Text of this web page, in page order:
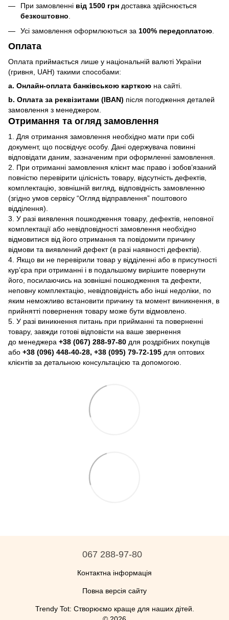
При замовленні від 1500 грн доставка здійснюється
безкоштовно.
Усі замовлення оформлюються за 100% передоплатою
Оплата
Оплата приймається лише у національній валюті України
(гривня, UAH) такими способами:
a. Онлайн-оплата банківською карткою на сайті.
b. Оплата за реквізитами (IBAN) після погодження деталей
замовлення з менеджером.
Отримання та огляд замовлення
1. Для отримання замовлення необхідно мати при собі
документ, що посвідчує особу. Дані одержувача повинні
відповідати даним, зазначеним при оформленні замовлення.
2. При отриманні замовлення клієнт має право і зобов’язаний
повністю перевірити цілісність товару, відсутність дефектів,
комплектацію, зовнішній вигляд, відповідність замовленню
(згідно умов сервісу “Огляд відправлення” поштового
відділення).
3. У разі виявлення пошкодження товару, дефектів, неповної
комплектації або невідповідності замовлення необхідно
відмовитися від його отримання та повідомити причину
відмови та виявлений дефект (в разі наявності дефектів).
4. Якщо ви не перевірили товар у відділенні або в присутності
кур’єра при отриманні і в подальшому вирішите повернути
його, посилаючись на зовнішні пошкодження та дефекти,
неповну комплектацію, невідповідність або інші недоліки, по
яким неможливо встановити причину та момент виникнення, в
прийнятті повернення товару може бути відмовлено.
5. У разі виникнення питань при прийманні та поверненні
товару, завжди готові відповісти на ваше звернення
до менеджера +38 (067) 288-97-80 для роздрібних покупців
або +38 (096) 448-40-28, +38 (095) 79-72-195 для оптових
клієнтів за детальною консультацією та допомогою.
067 288-97-80
Контактна інформація
Повна версія сайту
Trendy Tot: Створюємо краще для наших дітей.